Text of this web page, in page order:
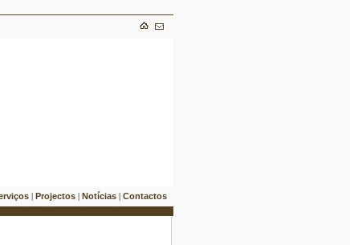
Projectos Notícias Contactos